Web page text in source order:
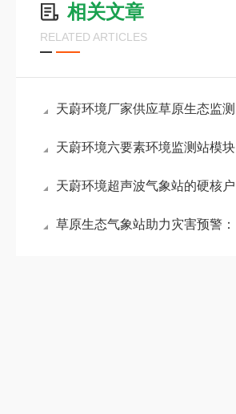
相关文章
RELATED ARTICLES
天蔚环境厂家供应草原生态监测站！适配高寒草原、荒漠草原气象监测项目
天蔚环境六要素环境监测站模块化安装，解决多设备布点空间不足难题
天蔚环境超声波气象站的硬核户外生存力，抗风抗沙抗恶劣温湿度变化
草原生态气象站助力灾害预警： 结合风场与植被指数，提前预警暴风雪与干旱